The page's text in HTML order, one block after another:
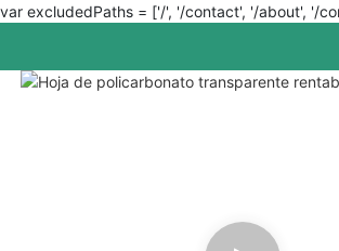
var excludedPaths = ['/', '/contact', '/about', '/